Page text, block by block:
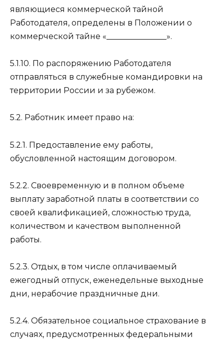
являющиеся коммерческой тайной
Работодателя, определены в Положении о
коммерческой тайне «_______________».
5.1.10. По распоряжению Работодателя
отправляться в служебные командировки на
территории России и за рубежом.
5.2. Работник имеет право на:
5.2.1. Предоставление ему работы,
обусловленной настоящим договором.
5.2.2. Своевременную и в полном объеме
выплату заработной платы в соответствии со
своей квалификацией, сложностью труда,
количеством и качеством выполненной
работы.
5.2.3. Отдых, в том числе оплачиваемый
ежегодный отпуск, еженедельные выходные
дни, нерабочие праздничные дни.
5.2.4. Обязательное социальное страхование в
случаях, предусмотренных федеральными